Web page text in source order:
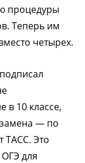
процедуры
Теперь им
четырех.
10 классе,
— по
ТАСС. Это
для